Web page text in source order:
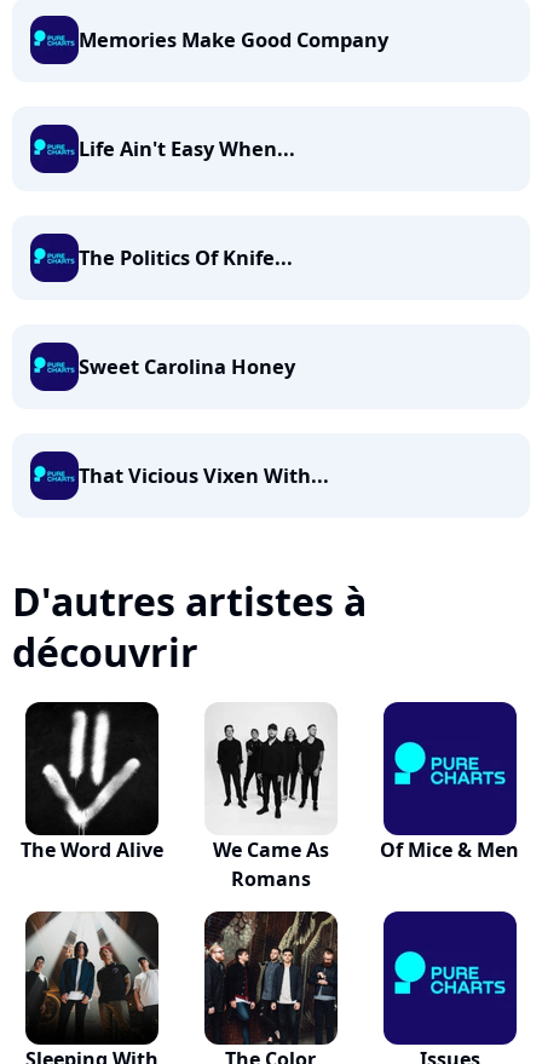
Memories Make Good Company
Life Ain't Easy When...
The Politics Of Knife...
Sweet Carolina Honey
That Vicious Vixen With...
D'autres artistes à
découvrir
The Word Alive
We Came As
Romans
Of Mice & Men